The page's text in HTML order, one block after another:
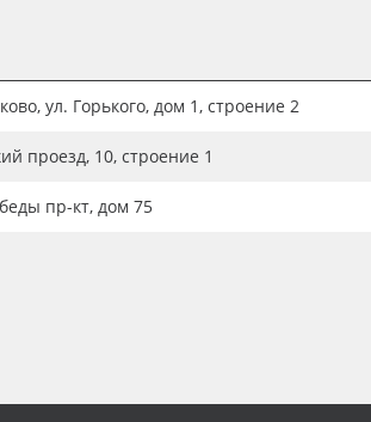
ул. Горького, дом 1, строение 2
проезд, 10, строение 1
пр-кт, дом 75